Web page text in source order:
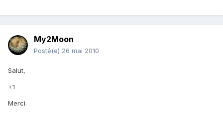
My2Moon
Posté(e) 26 mai 2010
Salut,
+1
Merci.